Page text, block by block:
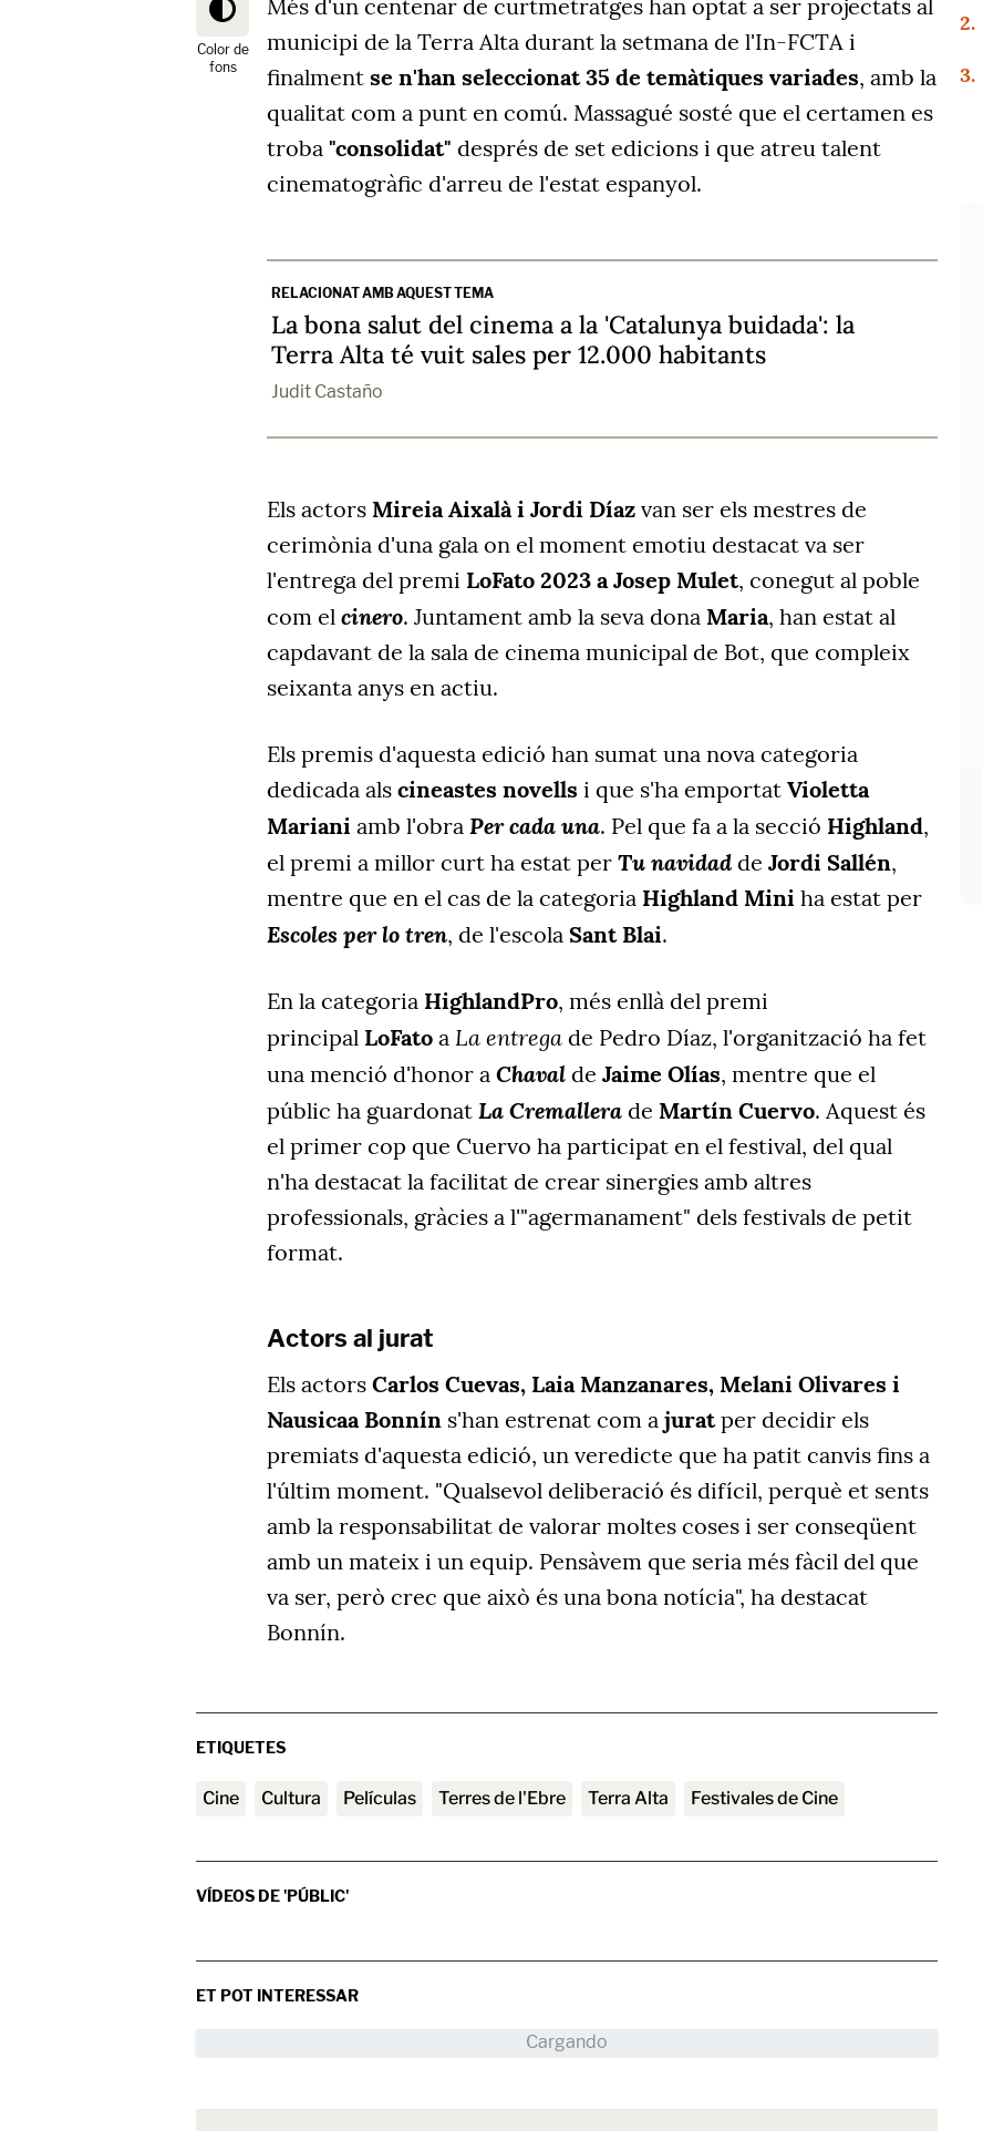
Color de
fons
Més d'un centenar de curtmetratges han optat a ser projectats al
municipi de la Terra Alta durant la setmana de l'In-FCTA i
finalment se n'han seleccionat 35 de temàtiques variades, amb la
qualitat com a punt en comú. Massagué sosté que el certamen es
troba "consolidat" després de set edicions i que atreu talent
cinematogràfic d'arreu de l'estat espanyol.
RELACIONAT AMB AQUEST TEMA
La bona salut del cinema a la 'Catalunya buidada': la
Terra Alta té vuit sales per 12.000 habitants
Judit Castaño
Els actors Mireia Aixalà i Jordi Díaz van ser els mestres de
cerimònia d'una gala on el moment emotiu destacat va ser
l'entrega del premi LoFato 2023 a Josep Mulet, conegut al poble
com el cinero. Juntament amb la seva dona Maria, han estat al
capdavant de la sala de cinema municipal de Bot, que compleix
seixanta anys en actiu.
Els premis d'aquesta edició han sumat una nova categoria
dedicada als cineastes novells i que s'ha emportat Violetta
Mariani amb l'obra Per cada una. Pel que fa a la secció Highland,
el premi a millor curt ha estat per Tu navidad de Jordi Sallén,
mentre que en el cas de la categoria Highland Mini ha estat per
Escoles per lo tren, de l'escola Sant Blai.
En la categoria HighlandPro, més enllà del premi
principal LoFato a La entrega de Pedro Díaz, l'organització ha fet
una menció d'honor a Chaval de Jaime Olías, mentre que el
públic ha guardonat La Cremallera de Martín Cuervo. Aquest és
el primer cop que Cuervo ha participat en el festival, del qual
n'ha destacat la facilitat de crear sinergies amb altres
professionals, gràcies a l'"agermanament" dels festivals de petit
format.
Actors al jurat
Els actors Carlos Cuevas, Laia Manzanares, Melani Olivares i
Nausicaa Bonnín s'han estrenat com a juratper decidir els
premiats d'aquesta edició, un veredicte que ha patit canvis fins a
l'últim moment. "Qualsevol deliberació és difícil, perquè et sents
amb la responsabilitat de valorar moltes coses i ser conseqüent
amb un mateix i un equip. Pensàvem que seria més fàcil del que
va ser, però crec que això és una bona notícia", ha destacat
Bonnín.
ETIQUETES
cine Cultura películas Terres de l'Ebre Terra Alta Festivales de Cine
VÍDEOS DE 'PÚBLIC'
ET POT INTERESSAR
2.
3.